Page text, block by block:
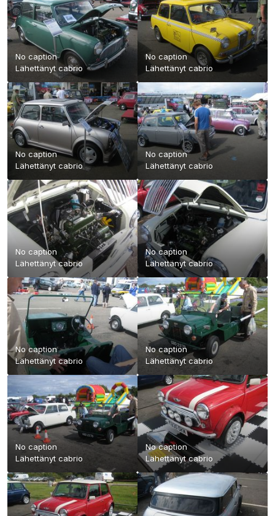
No caption
Lähettänyt cabrio
No caption
Lähettänyt cabrio
No caption
Lähettänyt cabrio
No caption
Lähettänyt cabrio
No caption
Lähettänytcabrio
No caption
Lähettänytcabrio
No caption
Lähettänyt cabrio
No caption
Lähettänytcabrio
No caption
Lähettänyt cabrio
No caption
Lähettänytcabrio